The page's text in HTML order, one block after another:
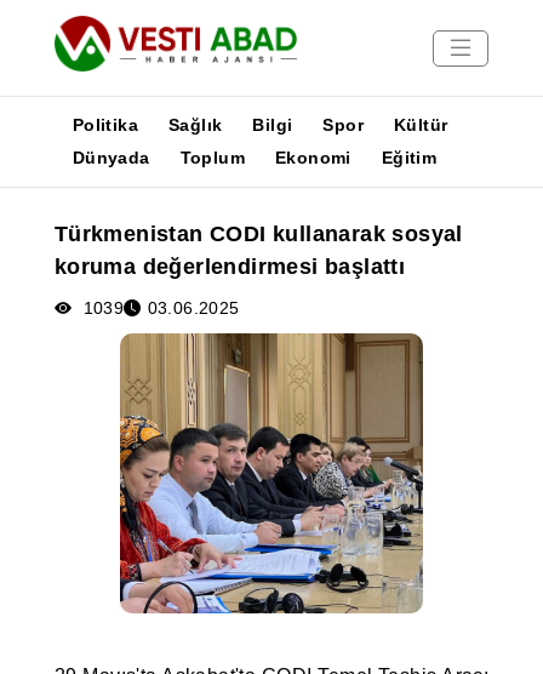
Yayınlar
Medya
Poster
Politika Sağlık Bilgi Spor
Kültür
Dünyada
Toplum Ekonomi Eğitim
Türkmenistan CODI kullanarak sosyal
koruma değerlendirmesi başlattı
1039 03.06.2025